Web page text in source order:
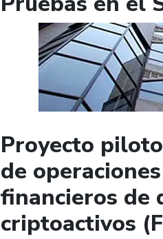
Proyecto
de
financieros de
criptoactivos